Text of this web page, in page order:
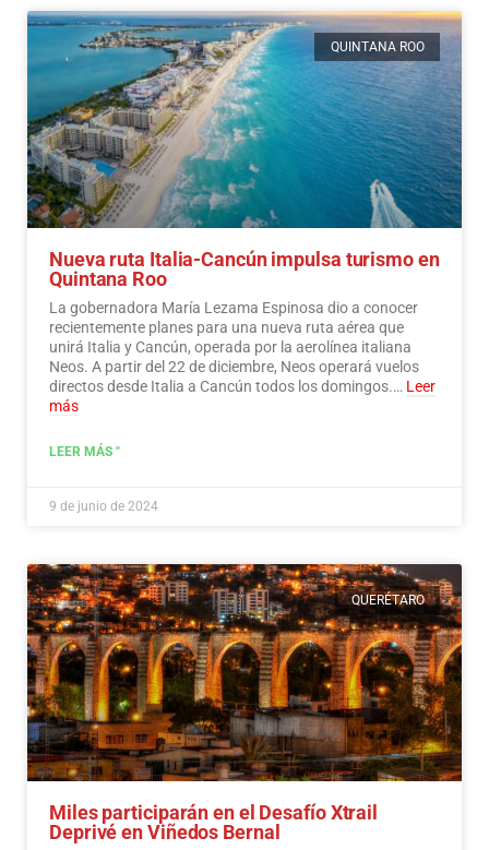
QUINTANA ROO
Nueva ruta Italia-Cancún impulsa turismo en
Quintana Roo
La gobernadora María Lezama Espinosa dio a conocer
recientemente planes para una nueva ruta aérea que
unirá Italia y Cancún, operada por la aerolínea italiana
Neos. A partir del 22 de diciembre, Neos operará vuelos
directos desde Italia a Cancún todos los domingos.… Leer
más
LEER MÁS "
9 de junio de 2024
QUERÉTARO
Miles participarán en el Desafío Xtrail
Deprivé en Viñedos Bernal